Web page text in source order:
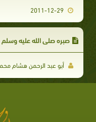
صبره صلى الله عليه وسلم
أبو عبد الرحمن هشام